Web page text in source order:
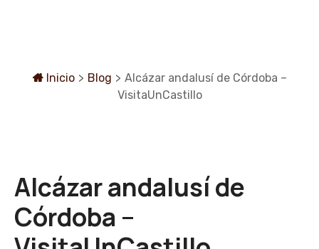
Inicio > Blog > Alcázar andalusí de Córdoba –
VisitaUnCastillo
Alcázar andalusí de
Córdoba –